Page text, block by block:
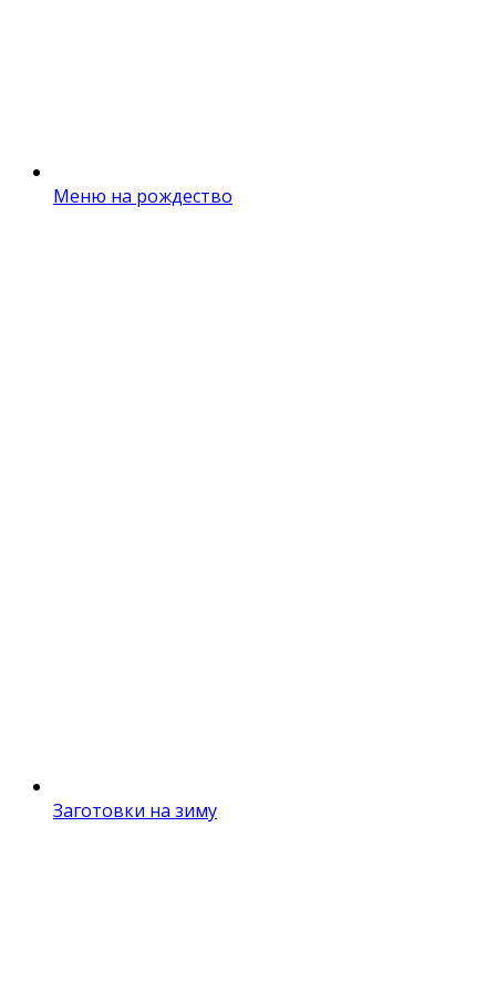
Меню на рождество
Заготовки на зиму